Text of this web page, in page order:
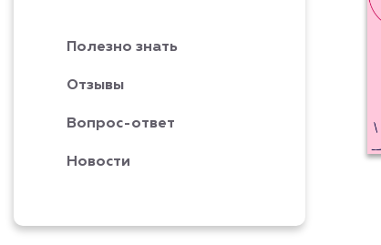
Полезно знать
Отзывы
Вопрос-ответ
Новости